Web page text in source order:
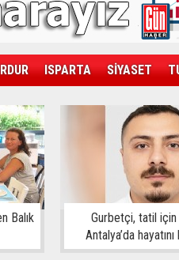
ISPARTA SİYASET
DÜNYA
Balık
Gurbetçi, tatil
Antalya’da